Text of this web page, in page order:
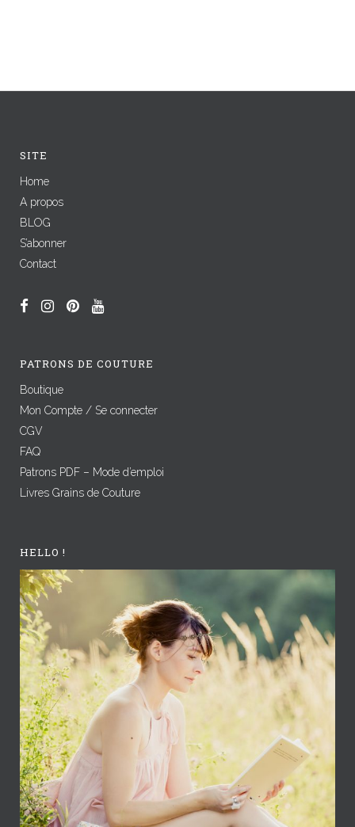
SITE
Home
A propos
BLOG
S’abonner
Contact
PATRONS DE COUTURE
Boutique
Mon Compte / Se connecter
CGV
FAQ
Patrons PDF – Mode d’emploi
Livres Grains de Couture
HELLO !